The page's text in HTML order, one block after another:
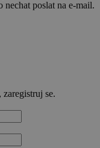
nechat poslat na e-mail.
zaregistruj se.